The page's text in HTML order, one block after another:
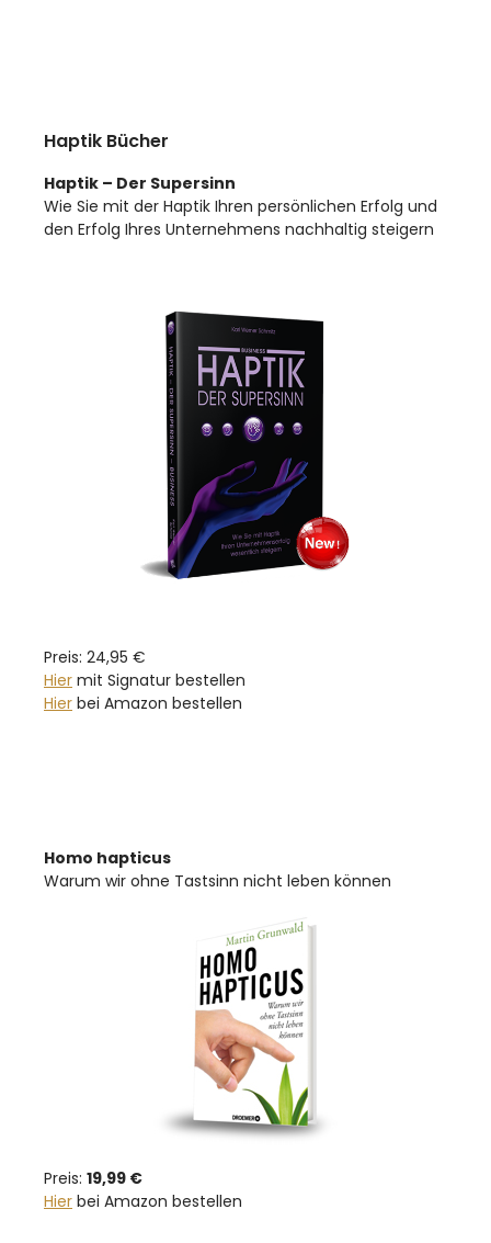
Haptik Bücher
Haptik – Der Supersinn
Wie Sie mit der Haptik Ihren persönlichen Erfolg und
den Erfolg Ihres Unternehmens nachhaltig steigern
Preis: 24,95 €
Hier mit Signatur bestellen
Hier bei Amazon bestellen
Homo hapticus
Warum wir ohne Tastsinn nicht leben können
Preis: 19,99 €
Hier bei Amazon bestellen